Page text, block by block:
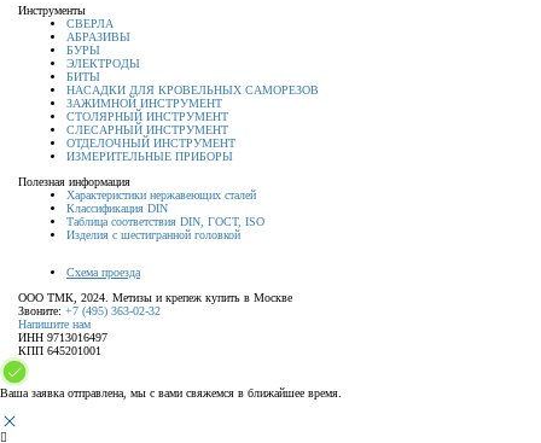
Инструменты
СВЕРЛА
АБРАЗИВЫ
БУРЫ
ЭЛЕКТРОДЫ
БИТЫ
НАСАДКИ ДЛЯ КРОВЕЛЬНЫХ САМОРЕЗОВ
ЗАЖИМНОЙ ИНСТРУМЕНТ
СТОЛЯРНЫЙ ИНСТРУМЕНТ
СЛЕСАРНЫЙ ИНСТРУМЕНТ
ОТДЕЛОЧНЫЙ ИНСТРУМЕНТ
ИЗМЕРИТЕЛЬНЫЕ ПРИБОРЫ
Полезная информация
Характеристики нержавеющих сталей
Классификация DIN
Таблица соответствия DIN, ГОСТ, ISO
Изделия с шестигранной головкой
Схема проезда
ООО ТМК, 2024. Метизы и крепеж купить в Москве
Звоните: +7 (495) 363-02-32
Напишите нам
ИНН 9713016497
КПП 645201001
Ваша заявка отправлена, мы с вами свяжемся в ближайшее время.